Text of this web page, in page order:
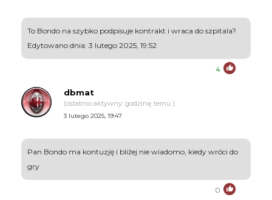
To Bondo na szybko podpisuje kontrakt i wraca do szpitala?
Edytowano dnia: 3 lutego 2025, 19:52
4
dbmat
(ostatnio aktywny: godzinę temu )
3 lutego 2025, 19:47
Pan Bondo ma kontuzję i bliżej nie wiadomo, kiedy wróci do
gry
0